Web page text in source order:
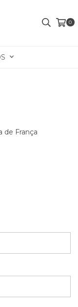
0
de França